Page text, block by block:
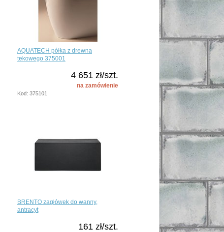
AQUATECH półka z drewna
tekowego 375001
4 651 zł/szt.
na zamówienie
Kod: 375101
BRENTO zagłówek do wanny,
antracyt
161 zł/szt.